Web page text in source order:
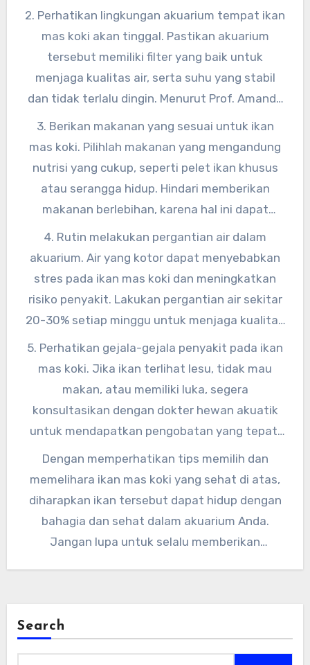
seorang dokter hewan akuatik, “Memilih ikan
mas koki yang sehat adalah langkah pertama
yang penting dalam memelihara ikan ini
dengan baik.”
2. Perhatikan lingkungan akuarium tempat ikan
mas koki akan tinggal. Pastikan akuarium
tersebut memiliki filter yang baik untuk
menjaga kualitas air, serta suhu yang stabil
dan tidak terlalu dingin. Menurut Prof. Amanda
Lee, seorang ahli akuakultur, “Kualitas air yang
baik sangat penting untuk kesehatan ikan mas
3. Berikan makanan yang sesuai untuk ikan
mas koki. Pilihlah makanan yang mengandung
nutrisi yang cukup, seperti pelet ikan khusus
atau serangga hidup. Hindari memberikan
makanan berlebihan, karena hal ini dapat
menyebabkan masalah pencernaan pada ikan.
Dr. Maria Lopez, seorang ahli nutrisi ikan,
menyarankan, “Berikan makanan secukupnya
sesuai dengan kebutuhan ikan mas koki.”
4. Rutin melakukan pergantian air dalam
akuarium. Air yang kotor dapat menyebabkan
stres pada ikan mas koki dan meningkatkan
risiko penyakit. Lakukan pergantian air sekitar
20-30% setiap minggu untuk menjaga kualitas
air tetap baik. Menurut Dr. David Brown,
seorang ahli akuakultur, “Pergantian air yang
rutin sangat penting untuk menjaga
kesehatan ikan mas koki.”
5. Perhatikan gejala-gejala penyakit pada ikan
mas koki. Jika ikan terlihat lesu, tidak mau
makan, atau memiliki luka, segera
konsultasikan dengan dokter hewan akuatik
untuk mendapatkan pengobatan yang tepat.
Dr. Sarah Johnson, seorang dokter hewan
spesialis ikan, menekankan pentingnya deteksi
dini terhadap penyakit pada ikan mas koki.
Dengan memperhatikan tips memilih dan
memelihara ikan mas koki yang sehat di atas,
diharapkan ikan tersebut dapat hidup dengan
bahagia dan sehat dalam akuarium Anda.
Jangan lupa untuk selalu memberikan
Search